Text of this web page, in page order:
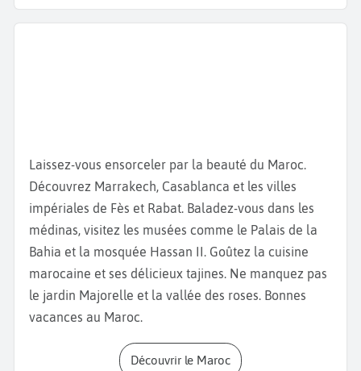
visitez les villages environnants. Partez ensuite
Poursuivez votrevoyage au Marocpar la
découverte de laKasbah de Selouane.
ancienne bâtisse abrite des remparts et des vestiges.
Visitez l ’église de Santiago el Mayor de Nador
d'architecture romano-catholique. Découvrez les
peintures et les fresques de lagrotte d’Ifri
N’Ammar,datant de l’époque paléolithique.
Enfin, faites un tour dans l'un des
Laissez-vous ensorceler par la beauté du Maroc.
Découvrez Marrakech, Casablanca et les villes
impériales de Fès et Rabat. Baladez-vous dans les
médinas, visitez les musées comme le Palais de la
Bahia et la mosquée Hassan II. Goûtez la cuisine
marocaine et ses délicieux tajines. Ne manquez pas
le jardin Majorelle et la vallée des roses. Bonnes
vacances au Maroc.
Découvrir le Maroc